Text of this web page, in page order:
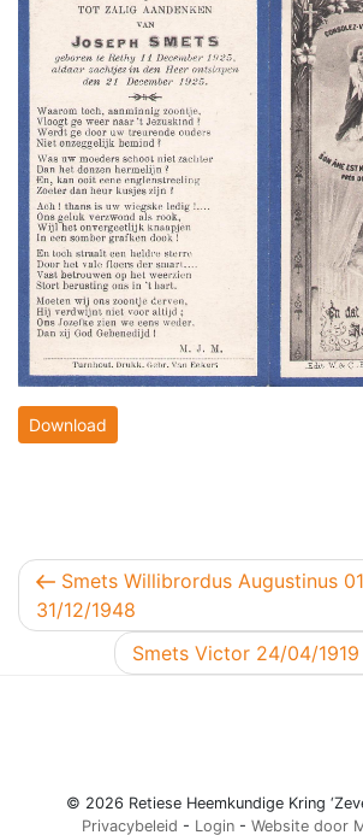
Download
Berichtnavigatie
Vorig bericht
Smets Willibrordus Augustinus
31/12/1948
Volgend bericht
Smets Victor 24/04/1919
© 2026 Retiese Heemkundige Kring
Privacybeleid - Login- Website door